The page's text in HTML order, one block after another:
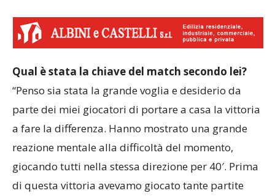
Qual è stata la chiave del match secondo lei?
“Penso sia stata la grande voglia e desiderio da
parte dei miei giocatori di portare a casa la vittoria
a fare la differenza. Hanno mostrato una grande
reazione mentale alla difficoltà del momento,
giocando tutti nella stessa direzione per 40′. Prima
di questa vittoria avevamo giocato tante partite